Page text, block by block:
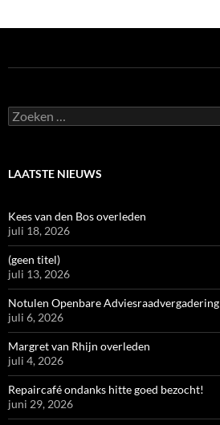
Zoeken
naar:
LAATSTE NIEUWS
Kees van den Bos overleden
juli 18, 2026
(geen titel)
juli 13, 2026
Notulen Openbare Adviesraadvergadering
juli 6, 2026
Margret van Rhijn overleden
juli 4, 2026
Repaircafé ondanks hitte goed bezocht!
juni 29, 2026